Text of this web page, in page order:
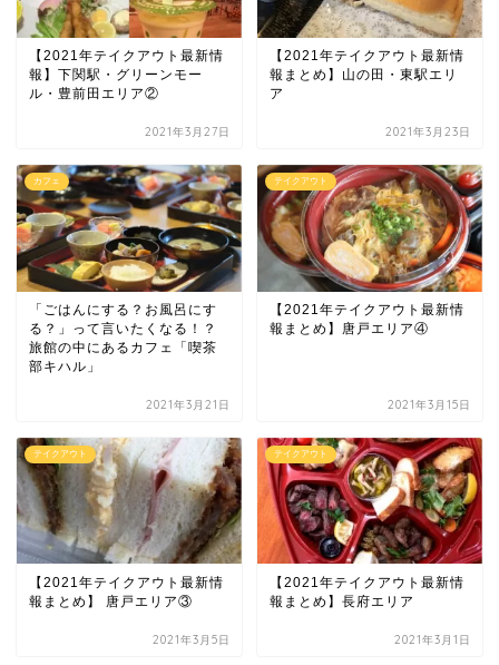
【2021年テイクアウト最新情
報】下関駅・グリーンモー
ル・豊前田エリア②
2021年3月27日
【2021年テイクアウト最新情
報まとめ】山の田・東駅エリ
ア
2021年3月23日
カフェ
「ごはんにする？お風呂にす
る？」って言いたくなる！？
旅館の中にあるカフェ「喫茶
部キハル」
2021年3月21日
テイクアウト
【2021年テイクアウト最新情
報まとめ】唐戸エリア④
2021年3月15日
テイクアウト
【2021年テイクアウト最新情
報まとめ】 唐戸エリア③
2021年3月5日
テイクアウト
【2021年テイクアウト最新情
報まとめ】長府エリア
2021年3月1日